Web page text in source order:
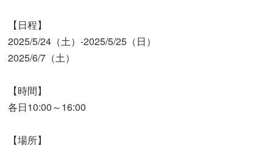
【日程】
2025/5/24（土）-2025/5/25（日）
2025/6/7（土）
【時間】
各日10:00～16:00
【場所】